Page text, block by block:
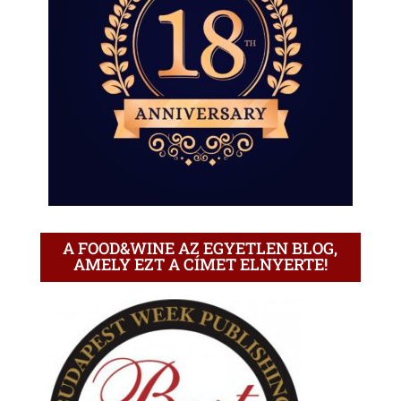
A FOOD&WINE AZ EGYETLEN BLOG,
AMELY EZT A CÍMET ELNYERTE!